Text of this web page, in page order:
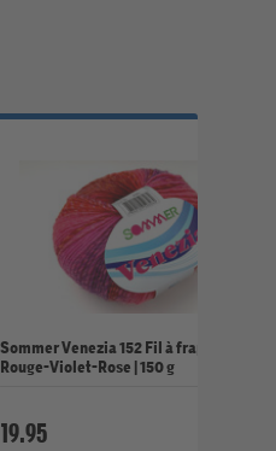
Sommer Venezia 152 Fil à frapper
Rouge-Violet-Rose | 150 g
19.95